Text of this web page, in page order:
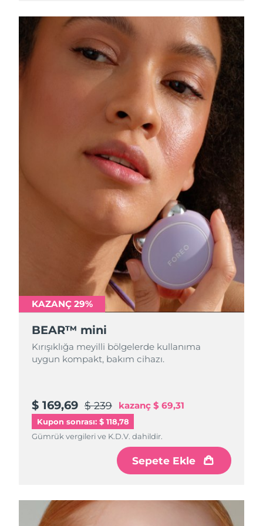
KAZANÇ 29%
BEAR™ mini
Kırışıklığa meyilli bölgelerde kullanıma
uygun kompakt, bakım cihazı.
$ 169,69 $ 239 kazanç $ 69,31
Kupon sonrası: $ 118,78
Gümrük vergileri ve K.D.V. dahildir.
Sepete Ekle
Slovakya 8/10/26
Slovenya Tahmini teslim tarihi 8/10/26
Güney Afrika Tahmini teslim tarihi8/18/26
Tahmini teslim tarihi8/12/26
Tahmini teslim tarihi 8/10/26
Tahmini teslim tarihi 8/10/26
Tahmini teslim tarihi
Tahmini teslim tarihi8/15/26
Tahmini teslim tarihi8/14/26
Tahmini teslim tarihi 8/11/26
Birleşik Arap
Emirlikleri
Tahmini teslim tarihi8/11/26
Birleşik Krallık
Amerika Birleşik
Özbekistan Tahmini teslim tarihi
Vietnam Tahmini teslim tarihi